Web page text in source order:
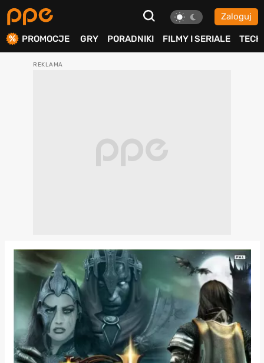
Zaloguj
PROMOCJE GRY PORADNIKI FILMY I SERIALE TECH